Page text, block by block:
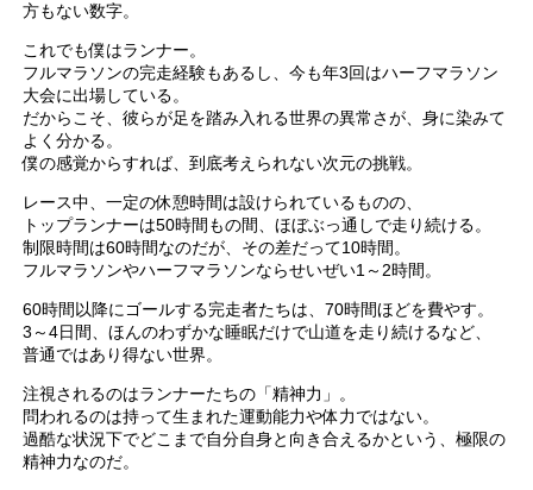
方もない数字。
これでも僕はランナー。
フルマラソンの完走経験もあるし、今も年3回はハーフマラソン
大会に出場している。
だからこそ、彼らが足を踏み入れる世界の異常さが、身に染みて
よく分かる。
僕の感覚からすれば、到底考えられない次元の挑戦。
レース中、一定の休憩時間は設けられているものの、
トップランナーは50時間もの間、ほぼぶっ通しで走り続ける。
制限時間は60時間なのだが、その差だって10時間。
フルマラソンやハーフマラソンならせいぜい1～2時間。
60時間以降にゴールする完走者たちは、70時間ほどを費やす。
3～4日間、ほんのわずかな睡眠だけで山道を走り続けるなど、
普通ではあり得ない世界。
注視されるのはランナーたちの「精神力」。
問われるのは持って生まれた運動能力や体力ではない。
過酷な状況下でどこまで自分自身と向き合えるかという、極限の
精神力なのだ。